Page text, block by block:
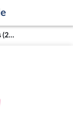
M. Arthur Delaporte - Calvados (2e circonscription)